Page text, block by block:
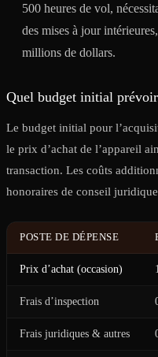
500 heures de vol,
des mises à jour
millions de dollars.
Quel budget initial
Le budget initial pour
le prix d’achat de l’appareil
transaction. Les coûts
honoraires de conseil
POSTE DE DÉPENSE
Prix d’achat (occasion)
Frais d’inspection
Frais juridiques & autres